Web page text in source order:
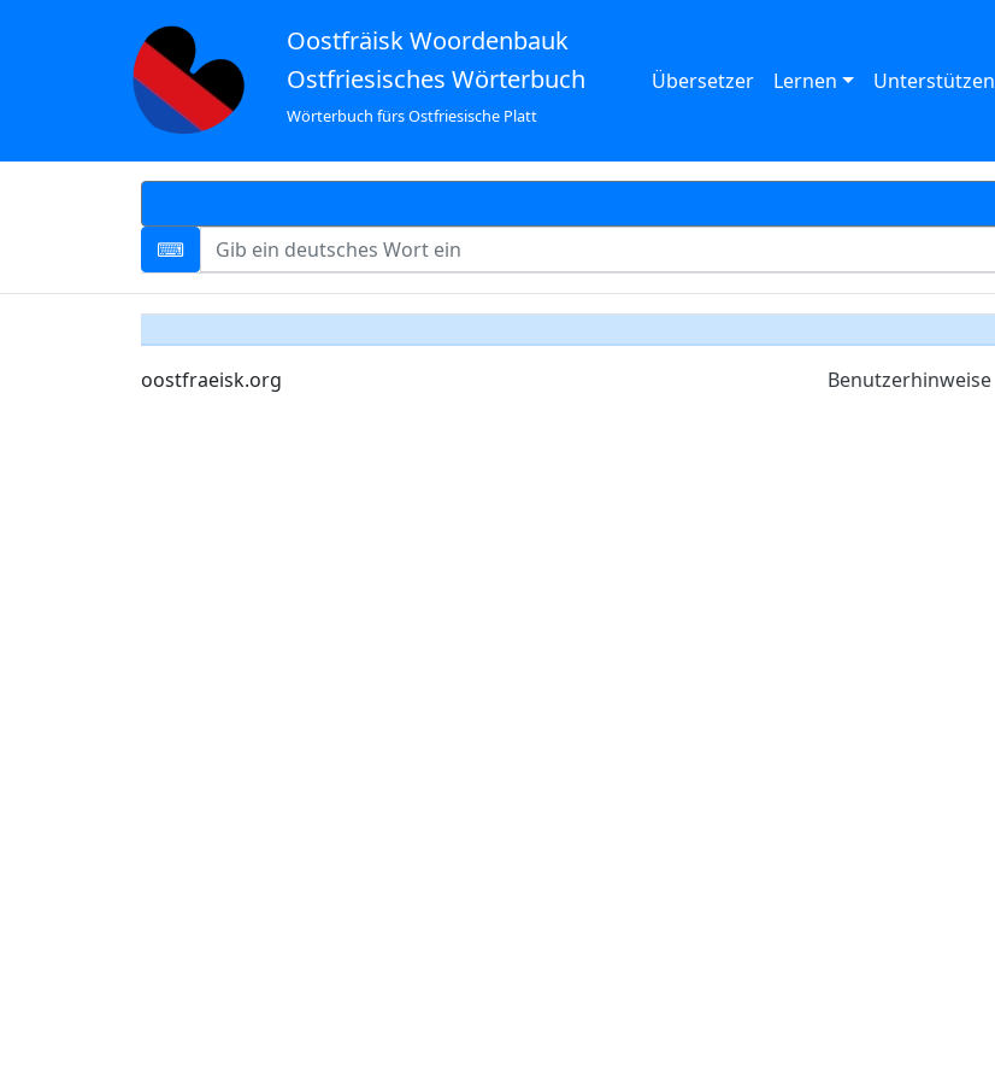
Oostfräisk Woordenbauk
Ostfriesisches Wörterbuch
Wörterbuch fürs Ostfriesische Platt
Übersetzer Lernen Unterstützen
oostfraeisk.org Benutzerhinweise